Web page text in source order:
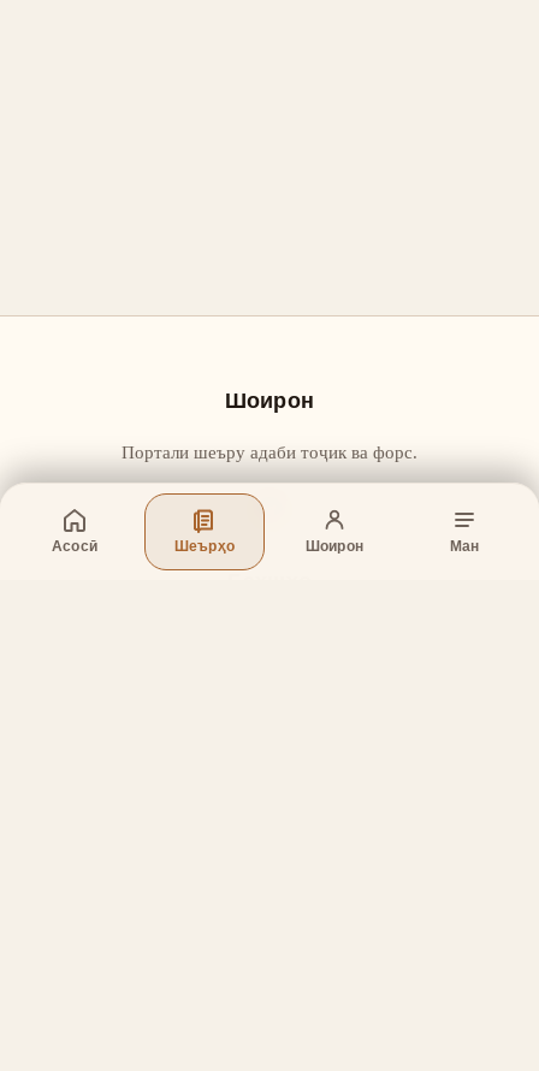
Асосӣ Шеърҳо Шоирон Ман
Шоирон
Портали шеъру адаби тоҷик ва форс.